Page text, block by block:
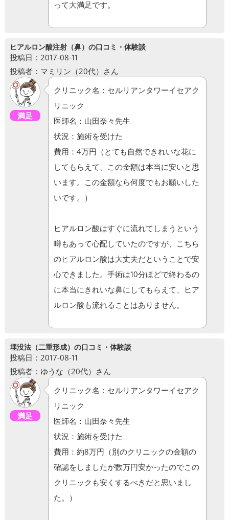
って大満足です。
ヒアルロン酸注射（鼻）の口コミ・体験談
投稿日：2017-08-11
投稿者：マミリン（20代）さん
満足
クリニック名：セルリアンタワーイセアク
リニック
医師名：山田奈々先生
状況：施術を受けた
費用：4万円（とても自然できれいな花に
してもらえて、この金額は本当に安いと思
います。この金額なら何度でもお願いした
いです。）
ヒアルロン酸はすぐに流れてしまうという
噂もあって心配していたのですが、こちら
のヒアルロン酸は大丈夫だということで安
心できました。手術は10分ほどで終わるの
に本当にきれいな鼻にしてもらえて、ヒア
ルロン酸も流れることはありません。
埋没法（二重形成）の口コミ・体験談
投稿日：2017-08-11
投稿者：ゆうな（20代）さん
満足
クリニック名：セルリアンタワーイセアク
リニック
医師名：山田奈々先生
状況：施術を受けた
費用：約8万円（別のクリニックの金額の
確認をしましたが数万円安かったのでこの
クリニックも安くするべきだと思いまし
た。）